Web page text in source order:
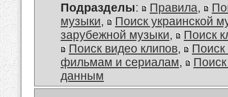
Подразделы: Правила,
музыки,
Поиск украинской
зарубежной музыки,
Поиск
Поиск видео клипов,
Поиск
фильмам и сериалам,
данным